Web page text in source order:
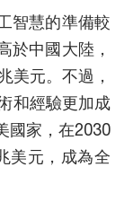
智慧的準備較
於中國大陸，
美元。不過，
和經驗更加成
國家，在2030
美元，成為全